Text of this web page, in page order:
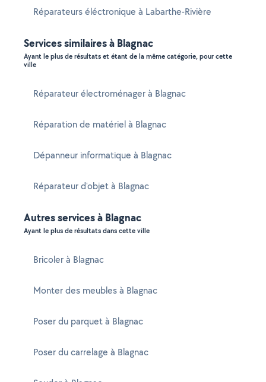
Réparateurs éléctronique à Labarthe-Rivière
Services similaires à Blagnac
Ayant le plus de résultats et étant de la même catégorie, pour cette
ville
Réparateur électroménager à Blagnac
Réparation de matériel à Blagnac
Dépanneur informatique à Blagnac
Réparateur d'objet à Blagnac
Autres services à Blagnac
Ayant le plus de résultats dans cette ville
Bricoler à Blagnac
Monter des meubles à Blagnac
Poser du parquet à Blagnac
Poser du carrelage à Blagnac